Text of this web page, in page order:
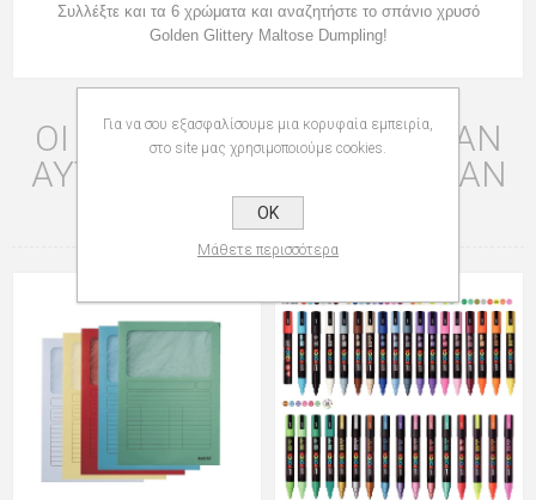
Συλλέξτε και τα 6 χρώματα και αναζητήστε το σπάνιο χρυσό
Golden Glittery Maltose Dumpling!
ΟΙ ΠΕΛΆΤΕΣ ΠΟΥ ΑΓΌΡΑΣΑΝ
ΑΥΤΌ ΤΟ ΠΡΟΪΌΝ ΑΓΌΡΑΣΑΝ
ΕΠΊΣΗΣ
Για να σου εξασφαλίσουμε μια κορυφαία εμπειρία,
στο site μας χρησιμοποιούμε cookies.
OK
Μάθετε περισσότερα